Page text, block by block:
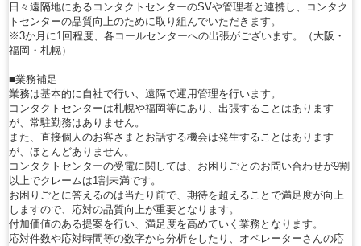
日々遠隔地にあるコンタクトセンターのSVや管理者と連携し、コンタク
トセンターの品質向上のために取り組んでいただきます。
※3か月に1回程度、各コールセンターへの出張がございます。（大阪・
福岡・札幌）
■業務補足
業務は基本的に自社で行い、遠隔で運用管理を行います。
コンタクトセンターは札幌や福岡等にあり、出張することはあります
が、常駐勤務はありません。
また、直接個人のお客さまとお話する機会は発生することはあります
が、ほとんどありません。
コンタクトセンターの受電に関しては、お困りごとのお問い合わせが9割
以上でクレームは1割未満です。
お困りごとに答えるのは当たり前で、期待を超えることで満足度が向上
しますので、応対の品質向上が重要となります。
付加価値のある提案を行い、満足度を高めていく業務となります。
応対件数や応対時間等の数字から分析をしたり、オペレーターさんの応